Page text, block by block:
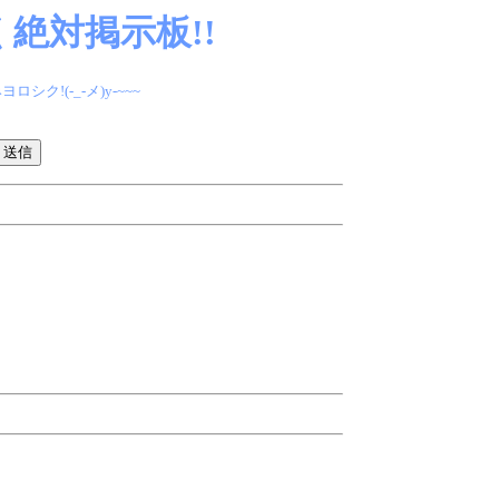
対掲示板!!
ロシク!(-_-メ)y-~~~